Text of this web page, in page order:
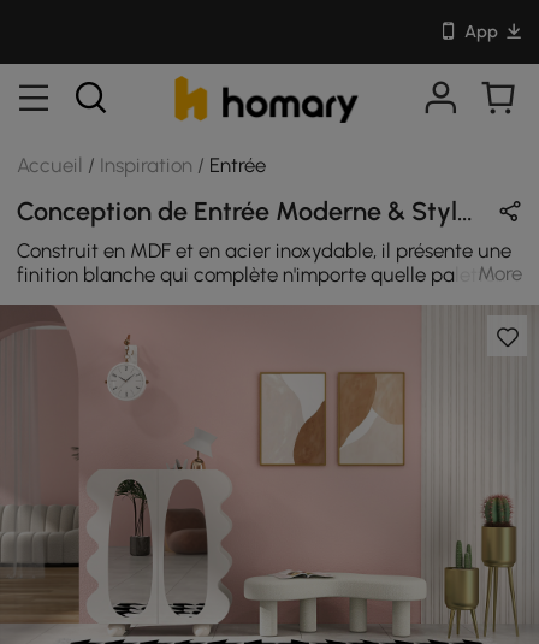
App
Accueil / Inspiration / Entrée
Conception de Entrée Moderne & Style Nordique en Blanc & Rose avec En Bois
Construit en MDF et en acier inoxydable, il présente une
finition blanche qui complète n'importe quelle palette
de couleurs. Deux portes dissimulent cinq étagères
pouvant accueillir jusqu'à 15 paires de chaussures pour
adultes. Son design le plus unique est la forme ondulée
qui entoure le meuble, qui est tendance et mignonne.
Disposez de deux miroirs au design fin qui peuvent être
utilisés comme miroir de toilette et offrent une vue
complète de votre tenue. Le rangement à chaussures
avec 2 miroirs est parfait pour organiser et protéger vos
chaussures. Il convient à n'importe quel endroit de la
maison et peut être placé dans un salon, une entrée, une
porte, à l'extérieur.
More